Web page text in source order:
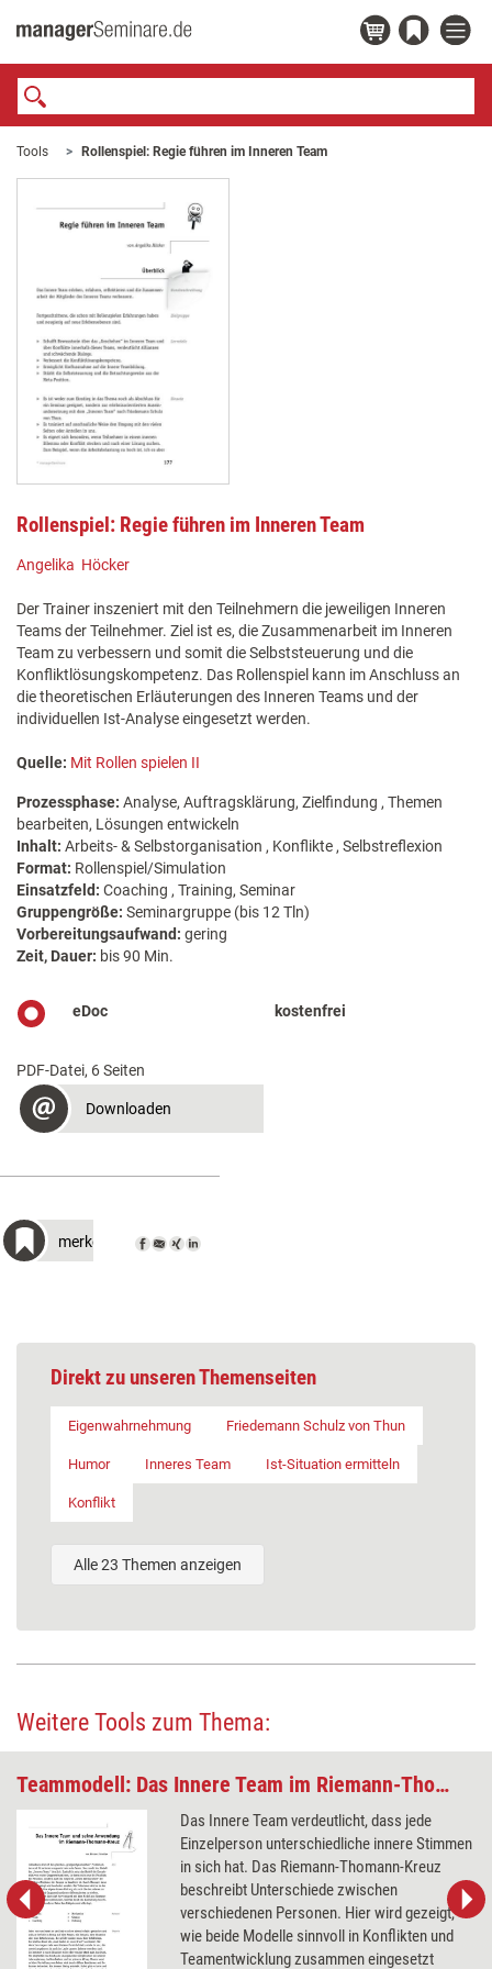
Tools Rollenspiel: Regie führen im Inneren Team
Rollenspiel: Regie führen im Inneren Team
Angelika Höcker
Der Trainer inszeniert mit den Teilnehmern die jeweiligen Inneren
Teams der Teilnehmer. Ziel ist es, die Zusammenarbeit im Inneren
Team zu verbessern und somit die Selbststeuerung und die
Konfliktlösungskompetenz. Das Rollenspiel kann im Anschluss an
die theoretischen Erläuterungen des Inneren Teams und der
individuellen Ist-Analyse eingesetzt werden.
Quelle: Mit Rollen spielen II
Prozessphase: Analyse, Auftragsklärung, Zielfindung , Themen
bearbeiten, Lösungen entwickeln
Inhalt: Arbeits- & Selbstorganisation , Konflikte , Selbstreflexion
Format: Rollenspiel/Simulation
Einsatzfeld: Coaching , Training, Seminar
Gruppengröße: Seminargruppe (bis 12 Tln)
Vorbereitungsaufwand: gering
Zeit, Dauer: bis 90 Min.
eDoc kostenfrei
PDF-Datei, 6 Seiten
Downloaden
merken
Direkt zu unseren Themenseiten
Eigenwahrnehmung Friedemann Schulz von Thun
Humor Inneres Team Ist-Situation ermitteln
Konflikt
Alle 23 Themen anzeigen
Weitere Tools zum Thema:
Teammodell: Das Innere Team im Riemann-Thomann-Kreuz
Das Innere Team verdeutlicht, dass jede
Einzelperson unterschiedliche innere Stimmen
in sich hat. Das Riemann-Thomann-Kreuz
beschreibt Unterschiede zwischen
verschiedenen Personen. Hier wird gezeigt,
wie beide Modelle sinnvoll in Konflikten und
Teamentwicklung zusammen eingesetzt